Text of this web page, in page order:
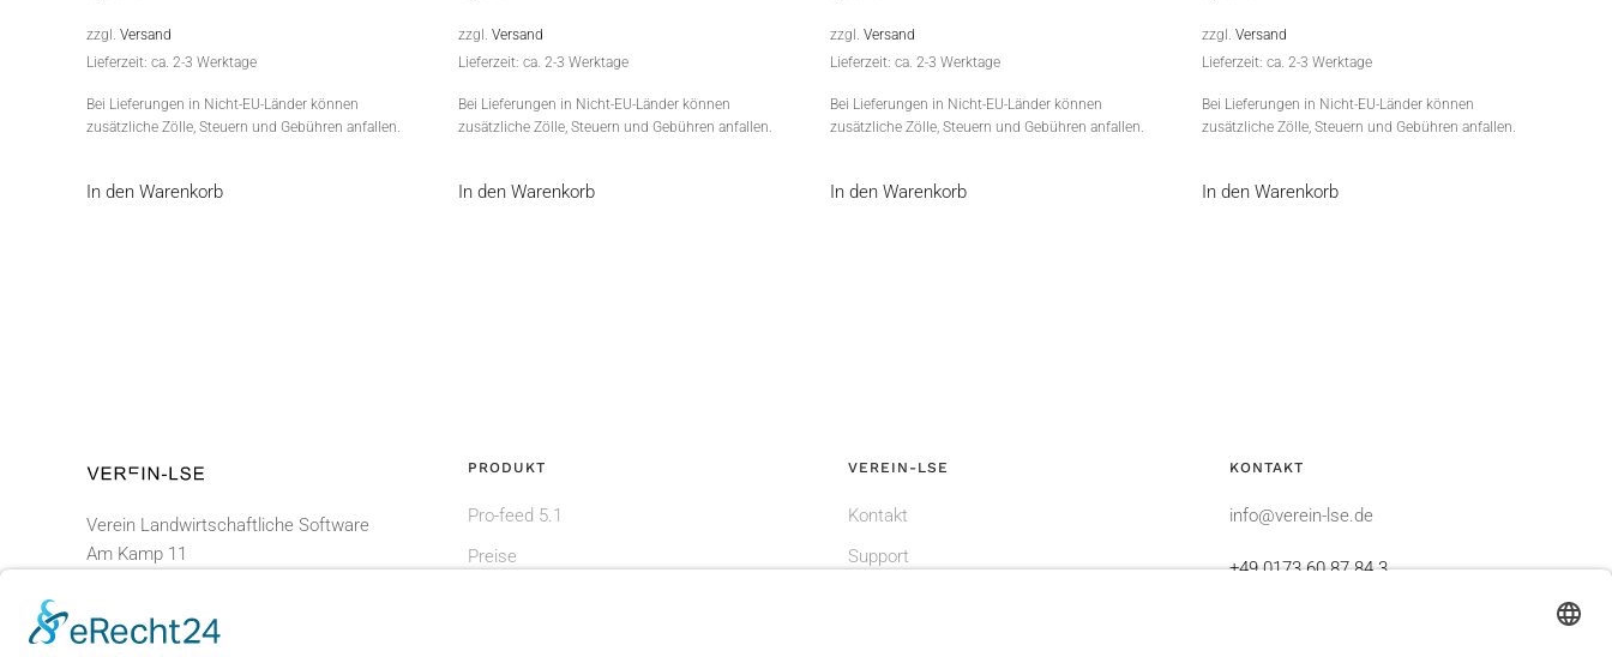
zzgl. Versand
Lieferzeit: ca. 2-3 Werktage
Bei Lieferungen in Nicht-EU-Länder können
zusätzliche Zölle, Steuern und Gebühren anfallen.
In den Warenkorb
zzgl. Versand
Lieferzeit: ca. 2-3 Werktage
Bei Lieferungen in Nicht-EU-Länder können
zusätzliche Zölle, Steuern und Gebühren anfallen.
In den Warenkorb
zzgl. Versand
Lieferzeit: ca. 2-3 Werktage
Bei Lieferungen in Nicht-EU-Länder können
zusätzliche Zölle, Steuern und Gebühren anfallen.
In den Warenkorb
zzgl. Versand
Lieferzeit: ca. 2-3 Werktage
Bei Lieferungen in Nicht-EU-Länder können
zusätzliche Zölle, Steuern und Gebühren anfallen.
In den Warenkorb
Verein Landwirtschaftliche Software
Am Kamp 11
PRODUKT
Pro-feed 5.1
Preise
VEREIN-LSE
Kontakt
Support
KONTAKT
info@verein-lse.de
+49 0173 60 87 84 3